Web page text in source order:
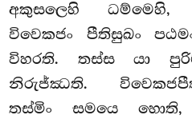
අකුසලෙහි ධම්මෙහි,
විවෙකජං පීතිසුඛං
විහරති. තස්ස යා
නිරුජ්ඣති.
තස්මිං සමයෙ හොති,